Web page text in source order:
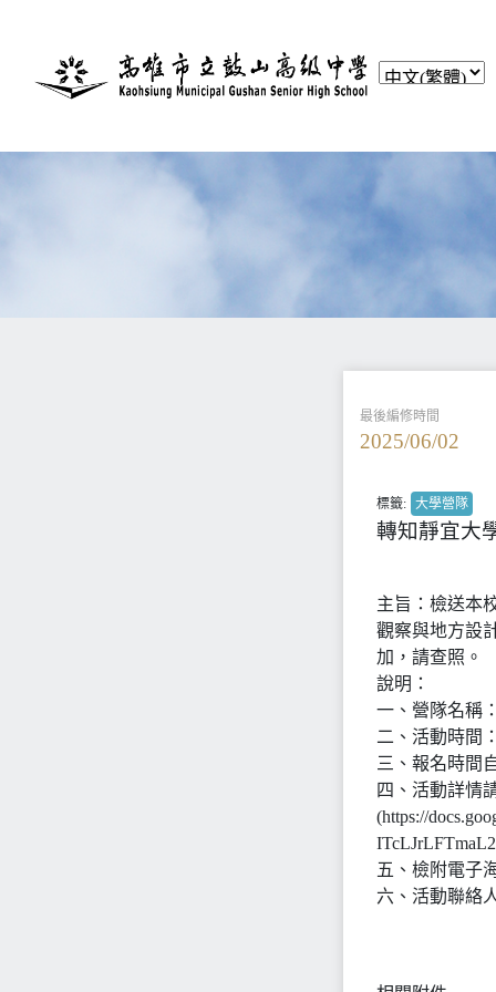
最後編修時間
2025/06/02
標籤: 大學營隊
轉知靜宜大
主旨：檢送本
觀察與地方設
加，請查照。
說明：
一、營隊名稱
二、活動時間
三、報名時間
四、活動詳情
(https://
五、檢附電子
六、活動聯絡